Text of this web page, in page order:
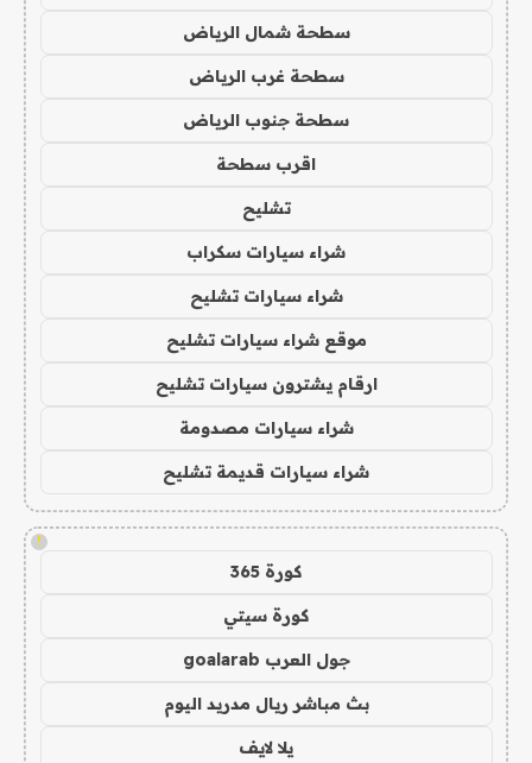
سطحة شمال الرياض
سطحة غرب الرياض
سطحة جنوب الرياض
اقرب سطحة
تشليح
شراء سيارات سكراب
شراء سيارات تشليح
موقع شراء سيارات تشليح
ارقام يشترون سيارات تشليح
شراء سيارات مصدومة
شراء سيارات قديمة تشليح
!
كورة 365
كورة سيتي
جول العرب goalarab
بث مباشر ريال مدريد اليوم
يلا لايف